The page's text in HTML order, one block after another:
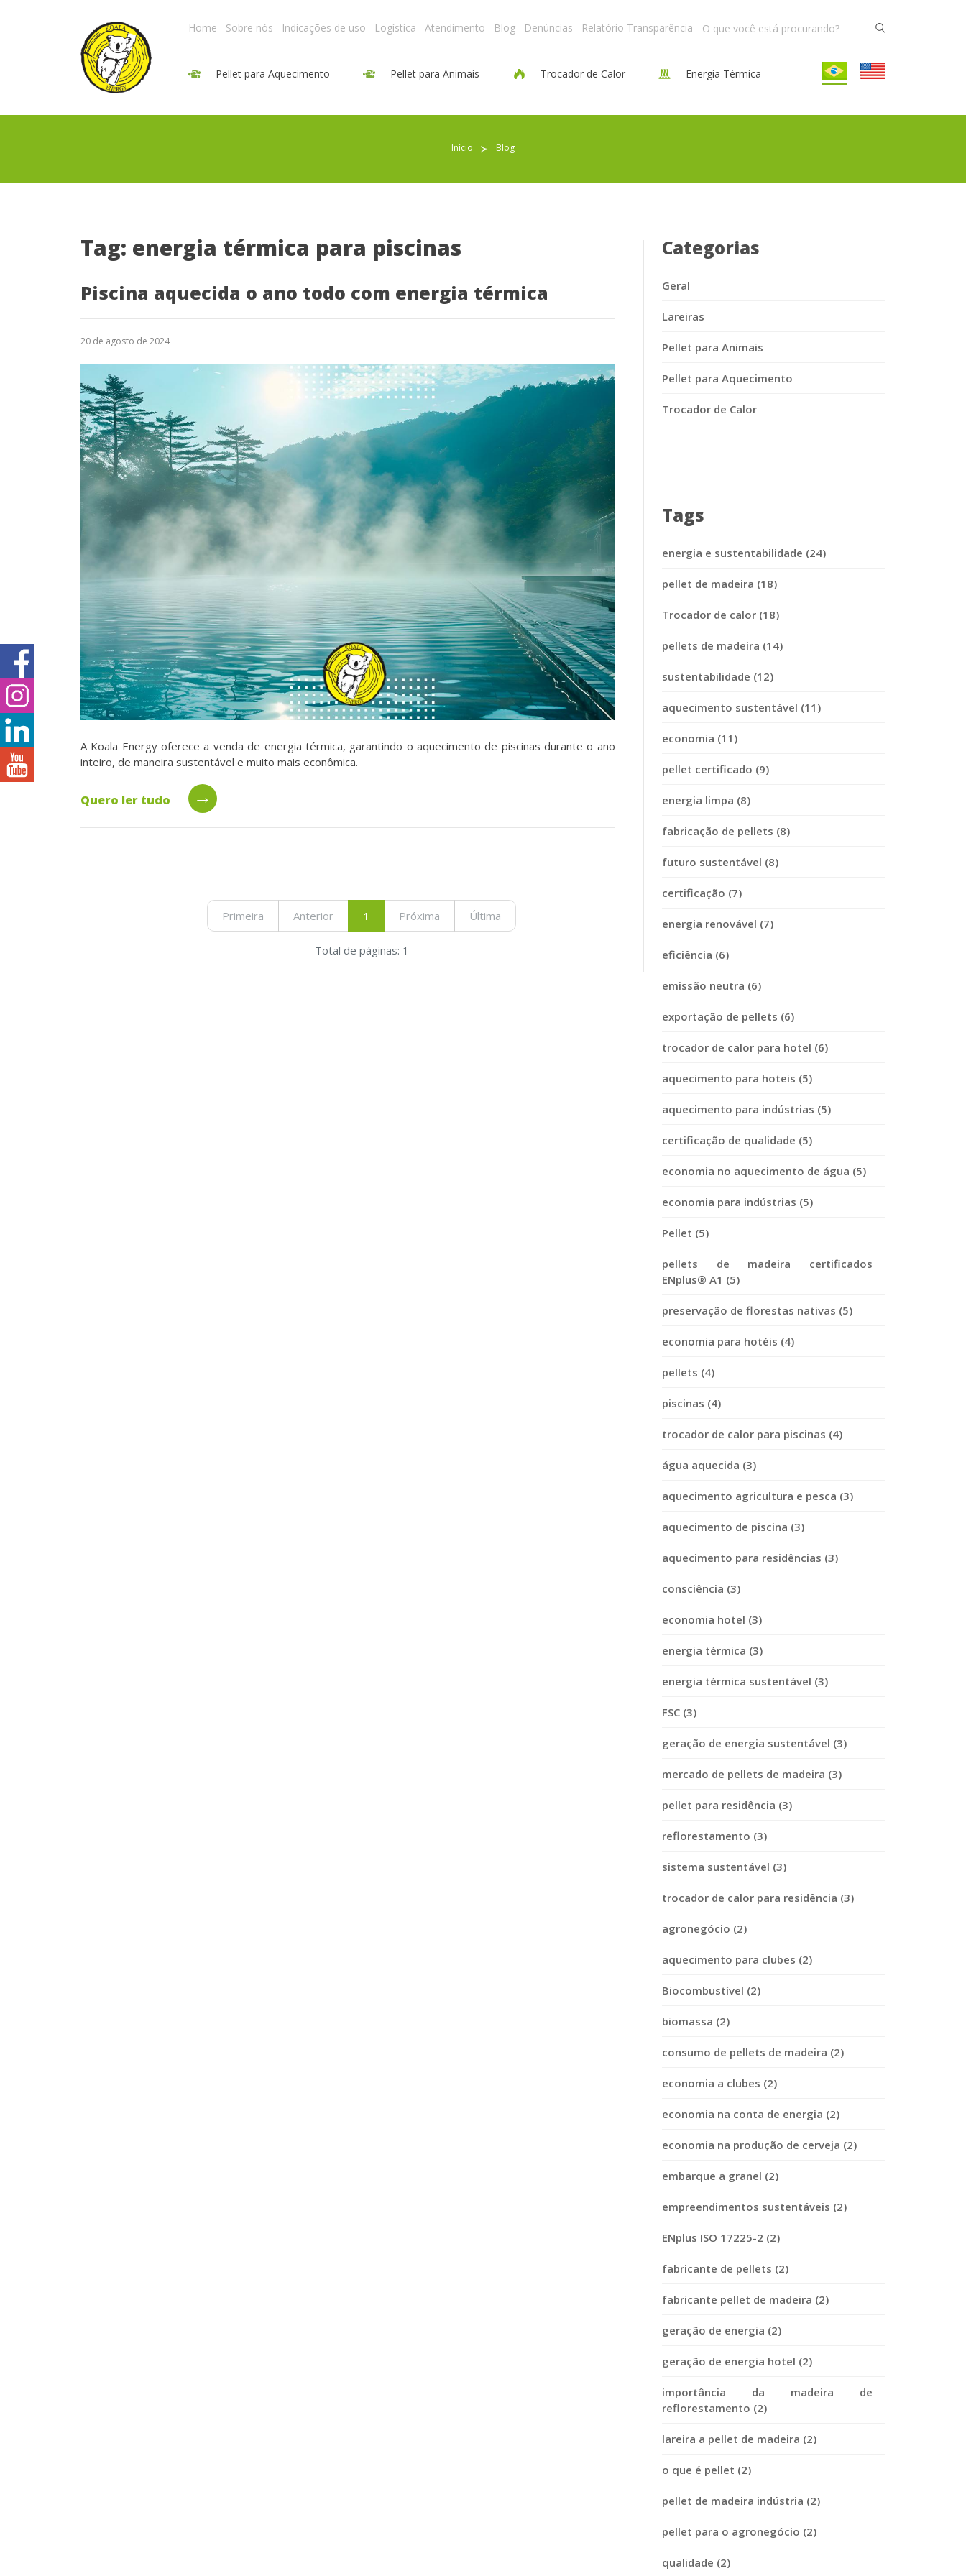
Home Sobre nós Indicações de uso Logística Atendimento Blog Denúncias Relatório Transparência
Pellet para Aquecimento Pellet para Animais Trocador de Calor Energia Térmica
Início ≻ Blog
Tag: energia térmica para piscinas
Piscina aquecida o ano todo com energia térmica
20 de agosto de 2024
A Koala Energy oferece a venda de energia térmica, garantindo o aquecimento de piscinas durante o ano
inteiro, de maneira sustentável e muito mais econômica.
Quero ler tudo →
Primeira Anterior 1 Próxima Última
Total de páginas: 1
Categorias
Geral
Lareiras
Pellet para Animais
Pellet para Aquecimento
Trocador de Calor
Tags
energia e sustentabilidade (24)
pellet de madeira (18)
Trocador de calor (18)
pellets de madeira (14)
sustentabilidade (12)
aquecimento sustentável (11)
economia (11)
pellet certificado (9)
energia limpa (8)
fabricação de pellets (8)
futuro sustentável (8)
certificação (7)
energia renovável (7)
eficiência (6)
emissão neutra (6)
exportação de pellets (6)
trocador de calor para hotel (6)
aquecimento para hoteis (5)
aquecimento para indústrias (5)
certificação de qualidade (5)
economia no aquecimento de água (5)
economia para indústrias (5)
Pellet (5)
pellets de madeira certificados
ENplus® A1 (5)
preservação de florestas nativas (5)
economia para hotéis (4)
pellets (4)
piscinas (4)
trocador de calor para piscinas (4)
água aquecida (3)
aquecimento agricultura e pesca (3)
aquecimento de piscina (3)
aquecimento para residências (3)
consciência (3)
economia hotel (3)
energia térmica (3)
energia térmica sustentável (3)
FSC (3)
geração de energia sustentável (3)
mercado de pellets de madeira (3)
pellet para residência (3)
reflorestamento (3)
sistema sustentável (3)
trocador de calor para residência (3)
agronegócio (2)
aquecimento para clubes (2)
Biocombustível (2)
biomassa (2)
consumo de pellets de madeira (2)
economia a clubes (2)
economia na conta de energia (2)
economia na produção de cerveja (2)
embarque a granel (2)
empreendimentos sustentáveis (2)
ENplus ISO 17225-2 (2)
fabricante de pellets (2)
fabricante pellet de madeira (2)
geração de energia (2)
geração de energia hotel (2)
importância da madeira de
reflorestamento (2)
lareira a pellet de madeira (2)
o que é pellet (2)
pellet de madeira indústria (2)
pellet para o agronegócio (2)
qualidade (2)
Pellet para Aquecimento
Pellet para Animais
Atendimento
Blog
Relatório Transparência
Trabalhe Conosco